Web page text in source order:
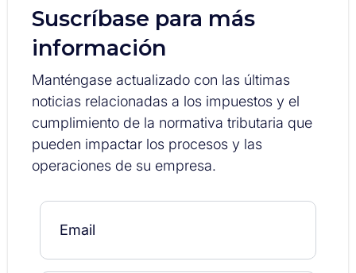
Suscríbase para más
información
Manténgase actualizado con las últimas
noticias relacionadas a los impuestos y el
cumplimiento de la normativa tributaria que
pueden impactar los procesos y las
operaciones de su empresa.